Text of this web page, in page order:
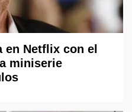
Netflix con el
miniserie